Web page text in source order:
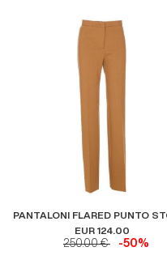
PANTALONI FLARED PUNTO
EUR 124.00
250.00 € -50%